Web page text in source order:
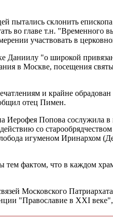
пытались склонить
во главе т.н. "Временного
участвовать в
Даниилу "о широкой
в Москве, посещения
и крайне обрадован
отец Пимен.
Иерофея Попова сослужила в
со
игуменом Иринархом
тем фактом, что в каждом
Московского
"Православие в XXI